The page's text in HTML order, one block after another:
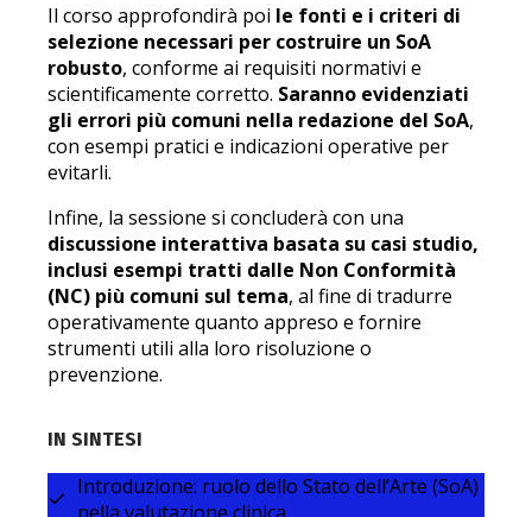
Il corso approfondirà poi le fonti e i criteri di
selezione necessari per costruire un SoA
robusto, conforme ai requisiti normativi e
scientificamente corretto. Saranno evidenziati
gli errori più comuni nella redazione del SoA,
con esempi pratici e indicazioni operative per
evitarli.
Infine, la sessione si concluderà con una
discussione interattiva basata su casi studio,
inclusi esempi tratti dalle Non Conformità
(NC) più comuni sul tema, al fine di tradurre
operativamente quanto appreso e fornire
strumenti utili alla loro risoluzione o
prevenzione.
IN SINTESI
Introduzione: ruolo dello Stato dell’Arte (SoA)